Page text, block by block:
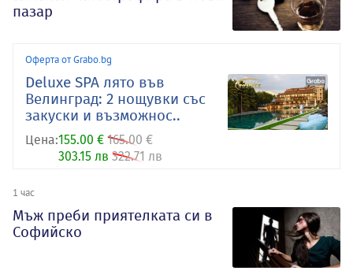
пазар
Оферта от Grabo.bg
Deluxe SPA лято във
Велинград: 2 нощувки със
закуски и възможнос..
Цена:155.00 € 165.00 €
303.15 лв 322.71 лв
1 час
Мъж преби приятелката си в
Софийско